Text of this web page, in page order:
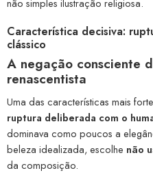
não simples ilustração religiosa.
Característica decisiva:
clássico
A negação consciente
renascentista
Uma das características mais
ruptura deliberada com o
dominava como poucos a
beleza idealizada, escolhe não
da composição.